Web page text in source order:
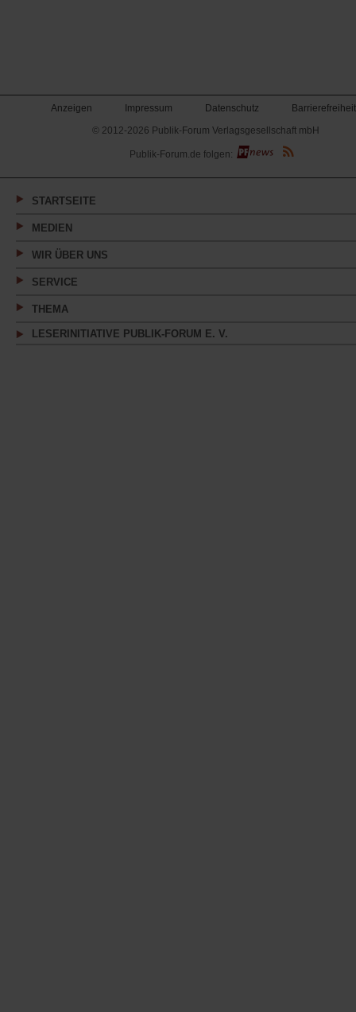
Anzeigen Impressum Datenschutz
Barrierefreiheit
© 2012-2026 Publik-Forum Verlagsgesellschaft mbH
(Öffnet
in
neuen
Publik-Forum.de folgen:
STARTSEITE
MEDIEN
WIR ÜBER UNS
SERVICE
THEMA
LESERINITIATIVE PUBLIK-FORUM E. V.